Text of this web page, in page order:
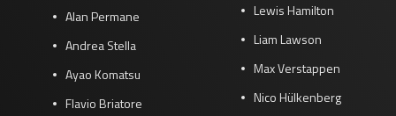
Kwalificatie
za 19:00 - 20:00
zo 17:00 - 19:00
Alan Permane
Andrea Stella
Ayao Komatsu
Flavio Briatore
Lewis Hamilton
Liam Lawson
Max Verstappen
Nico Hülkenberg